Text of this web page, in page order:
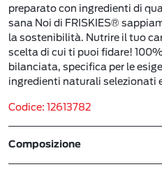
preparato con ingredienti di
sana Noi di FRISKIES®
la sostenibilità. Nutrire il tuo
scelta di cui ti puoi fidare!
bilanciata, specifica per le
ingredienti naturali selezionati
Codice: 12613782
Composizione